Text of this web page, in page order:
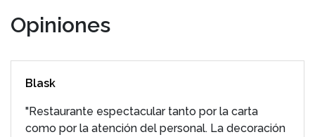
Opiniones
Blask
"Restaurante espectacular tanto por la carta
como por la atención del personal. La decoración